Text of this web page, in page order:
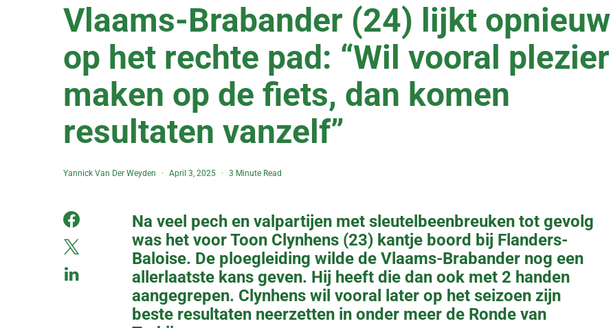
Vlaams-Brabander (24) lijkt opnieuw
op het rechte pad: “Wil vooral plezier
maken op de fiets, dan komen
resultaten vanzelf”
Yannick Van Der Weyden April 3, 2025 3 Minute Read
Na veel pech en valpartijen met sleutelbeenbreuken tot gevolg
was het voor Toon Clynhens (23) kantje boord bij Flanders-
Baloise. De ploegleiding wilde de Vlaams-Brabander nog een
allerlaatste kans geven. Hij heeft die dan ook met 2 handen
aangegrepen. Clynhens wil vooral later op het seizoen zijn
beste resultaten neerzetten in onder meer de Ronde van